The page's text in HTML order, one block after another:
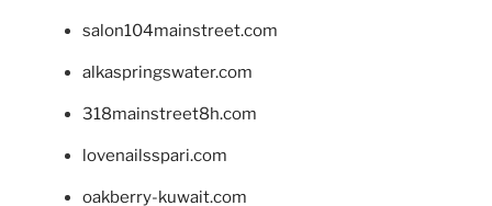
salon104mainstreet.com
alkaspringswater.com
318mainstreet8h.com
lovenailsspari.com
oakberry-kuwait.com